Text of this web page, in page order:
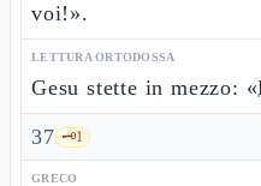
voi!».
LETTURA ORTODOSSA
Gesu stette in mezzo: «
37 🗝️1
GRECO